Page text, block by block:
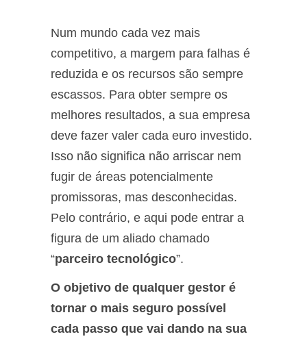
Num mundo cada vez mais
competitivo, a margem para falhas é
reduzida e os recursos são sempre
escassos. Para obter sempre os
melhores resultados, a sua empresa
deve fazer valer cada euro investido.
Isso não significa não arriscar nem
fugir de áreas potencialmente
promissoras, mas desconhecidas.
Pelo contrário, e aqui pode entrar a
figura de um aliado chamado
“parceiro tecnológico”.
O objetivo de qualquer gestor é
tornar o mais seguro possível
cada passo que vai dando na sua